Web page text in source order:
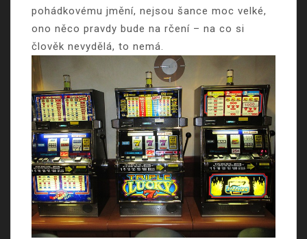
pohádkovému jmění, nejsou šance moc velké,
ono něco pravdy bude na rčení – na co si
člověk nevydělá, to nemá.